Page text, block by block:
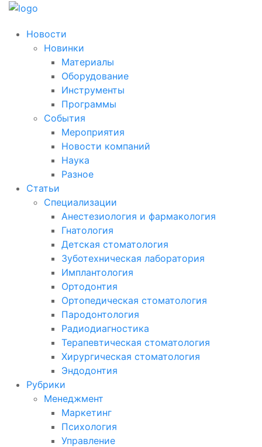
Новости
Новинки
Материалы
Оборудование
Инструменты
Программы
События
Мероприятия
Новости компаний
Наука
Разное
Статьи
Специализации
Анестезиология и фармакология
Гнатология
Детская стоматология
Зуботехническая лаборатория
Имплантология
Ортодонтия
Ортопедическая стоматология
Пародонтология
Радиодиагностика
Терапевтическая стоматология
Хирургическая стоматология
Эндодонтия
Рубрики
Менеджмент
Маркетинг
Психология
Управление